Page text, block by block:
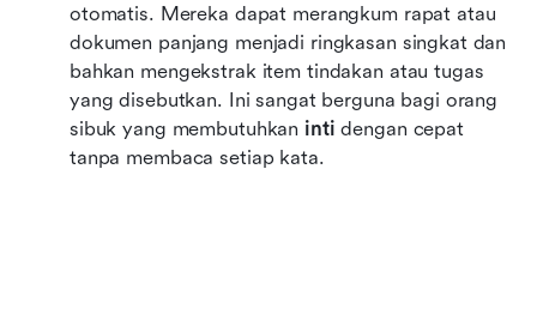
otomatis. Mereka dapat merangkum rapat atau
dokumen panjang menjadi ringkasan singkat dan
bahkan mengekstrak item tindakan atau tugas
yang disebutkan. Ini sangat berguna bagi orang
sibuk yang membutuhkan inti dengan cepat
tanpa membaca setiap kata.